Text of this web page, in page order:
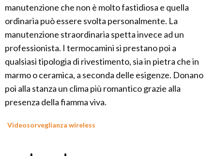
manutenzione che non è molto fastidiosa e quella
ordinaria può essere svolta personalmente. La
manutenzione straordinaria spetta invece ad un
professionista. I termocamini si prestano poi a
qualsiasi tipologia di rivestimento, sia in pietra che in
marmo o ceramica, a seconda delle esigenze. Donano
poi alla stanza un clima più romantico grazie alla
presenza della fiamma viva.
Videosorveglianza wireless